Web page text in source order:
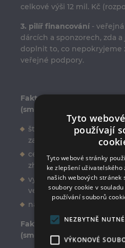
celkové výši 12 mil. Kč
3. pilíř financování - veřejná
dárcích a sponzorech, zda
doplnit to, co nepokryjeme
veřejné podpory.
Faktory, které mohou
(směrem dolů):
štědrost dárců, úspěch
začátku...)
cena díla, která vyplyne z
zhotovitele
vyjednání slevy na
veřejného prostranství
návštěvnost baziliky,
Faktory, které mohou
(směrem nahoru):
Tyto
používají
Tyto webové stránky
ke zlepšení
našich webových stránek
soubory cookie v
používání souborů
NEZBYTNĚ
VÝKONOVÉ